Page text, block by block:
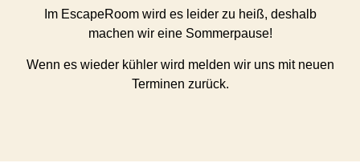
Im EscapeRoom wird es leider zu heiß, deshalb
machen wir eine Sommerpause!
Wenn es wieder kühler wird melden wir uns mit neuen
Terminen zurück.